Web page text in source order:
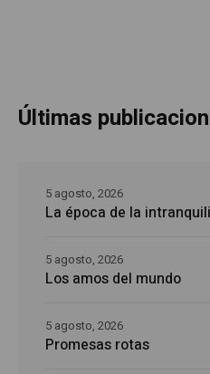
Últimas
La época de la
5 agosto, 2026
Los amos del mundo
5 agosto, 2026
Promesas rotas
5 agosto, 2026